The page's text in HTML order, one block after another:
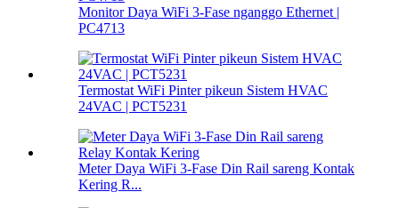
Monitor Daya WiFi 3-Fase nganggo Ethernet |
PC4713
Termostat WiFi Pinter pikeun Sistem HVAC
24VAC | PCT5231
Meter Daya WiFi 3-Fase Din Rail sareng Kontak
Kering R...